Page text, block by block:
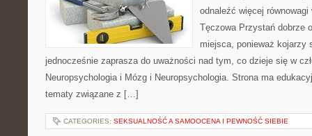
odnaleźć więcej
Tęczowa Przystań dobrze
miejsca, ponieważ kojarzy
jednocześnie zaprasza do uważności nad tym, co dzieje się w
Neuropsychologia i Mózg i Neuropsychologia. Strona ma
tematy związane z […]
CATEGORIES: SEKSUALNOŚĆ A SAMOOCENA I PEWNOŚĆ SIEBIE